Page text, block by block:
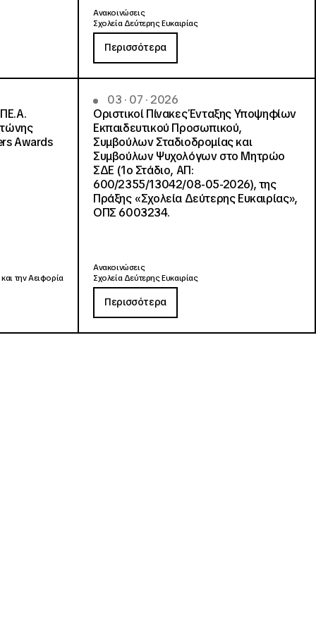
Ανακοινώσεις
Σχολεία Δεύτερης Ευκαιρίας
Περισσότερα
Awards
την Αειφορία
03 · 07 · 2026
Οριστικοί Πίνακες Ένταξης Υποψηφίων
Εκπαιδευτικού Προσωπικού,
Συμβούλων Σταδιοδρομίας και
Συμβούλων Ψυχολόγων στο Μητρώο
ΣΔΕ (1ο Στάδιο, ΑΠ:
600/2355/13042/08-05-2026), της
Πράξης «Σχολεία Δεύτερης Ευκαιρίας»,
ΟΠΣ 6003234.
Ανακοινώσεις
Σχολεία Δεύτερης Ευκαιρίας
Περισσότερα